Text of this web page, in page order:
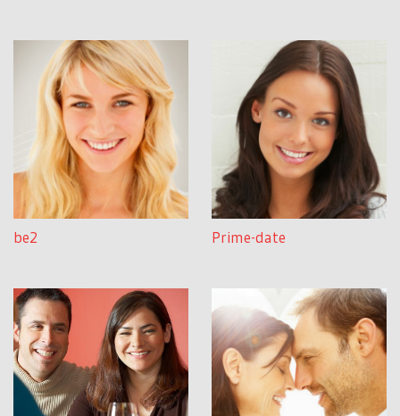
be2 Prime-date